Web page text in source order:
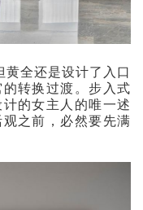
黄全还是设计了入口
转换过渡。步入式
的女主人的唯一述
之前，必然要先满